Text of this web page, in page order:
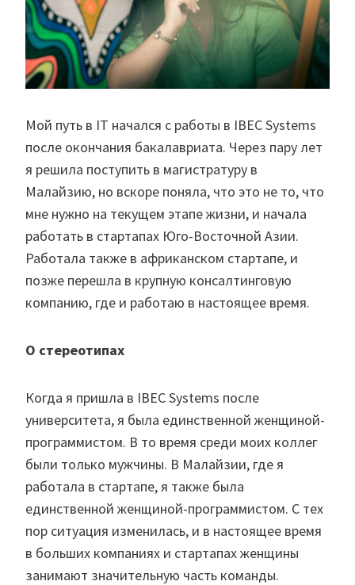
Мой путь в IT начался с работы в IBEC Systems
после окончания бакалавриата. Через пару лет
я решила поступить в магистратуру в
Малайзию, но вскоре поняла, что это не то, что
мне нужно на текущем этапе жизни, и начала
работать в стартапах Юго-Восточной Азии.
Работала также в африканском стартапе, и
позже перешла в крупную консалтинговую
компанию, где и работаю в настоящее время.
О стереотипах
Когда я пришла в IBEC Systems после
университета, я была единственной женщиной-
программистом. В то время среди моих коллег
были только мужчины. В Малайзии, где я
работала в стартапе, я также была
единственной женщиной-программистом. С тех
пор ситуация изменилась, и в настоящее время
в больших компаниях и стартапах женщины
занимают значительную часть команды.